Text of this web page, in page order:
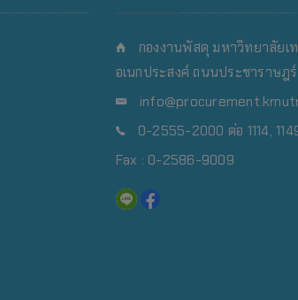
กองงานพัสดุ มหาวิทยาลัยเ
อเนกประสงค์ ถนนประชาราษฎ
0-2555-2000 ต่อ 1114,
Fax : 0-2586-9009